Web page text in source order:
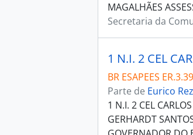
MAGALHÃES
Secretaria da
BR ESAPEES
Parte de Eurico
1 N.I. 2 CEL
GERHARDT